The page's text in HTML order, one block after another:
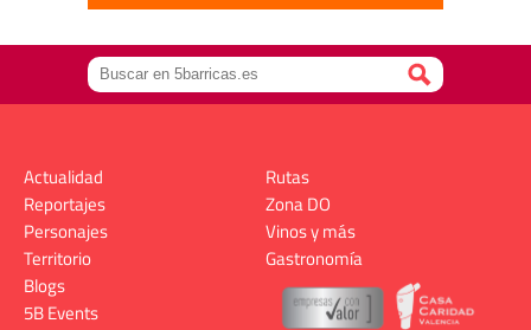
Actualidad
Reportajes
Personajes
Territorio
Rutas
Zona DO
Vinos y más
Gastronomía
Blogs
5B Events